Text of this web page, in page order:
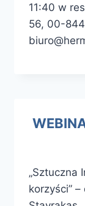
11:40 w
56, 00-844
„Sztuczna
korzyści”